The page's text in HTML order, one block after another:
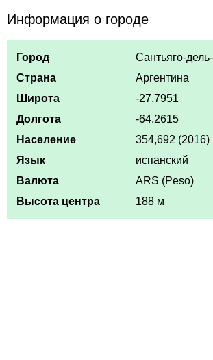
Информация о городе
Город
Сантьяго-
Страна
Аргентина
Широта
-27.7951
Долгота
-64.2615
Население
354,692 (2016)
Язык
испанский
Валюта
ARS (Peso)
Высота центра
188 м